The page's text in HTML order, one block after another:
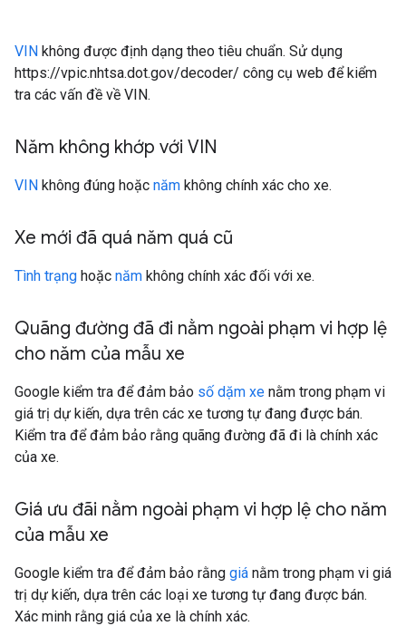
VIN không được định dạng theo tiêu chuẩn. Sử dụng
https://vpic.nhtsa.dot.gov/decoder/ công cụ web để kiểm
tra các vấn đề về VIN.
Năm không khớp với VIN
VIN không đúng hoặc năm không chính xác cho xe.
Xe mới đã quá năm quá cũ
Tình trạng hoặc năm không chính xác đối với xe.
Quãng đường đã đi nằm ngoài phạm vi hợp lệ
cho năm của mẫu xe
Google kiểm tra để đảm bảo số dặm xe nằm trong phạm vi
giá trị dự kiến, dựa trên các xe tương tự đang được bán.
Kiểm tra để đảm bảo rằng quãng đường đã đi là chính xác
của xe.
Giá ưu đãi nằm ngoài phạm vi hợp lệ cho năm
của mẫu xe
Google kiểm tra để đảm bảo rằng giá nằm trong phạm vi giá
trị dự kiến, dựa trên các loại xe tương tự đang được bán.
Xác minh rằng giá của xe là chính xác.